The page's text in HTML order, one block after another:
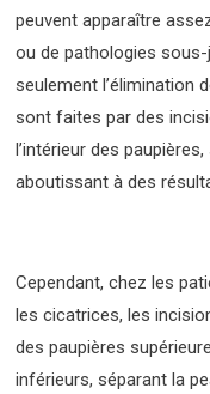
peuvent apparaître
ou de pathologies
seulement l’élimination
sont faites par des
l’intérieur des
aboutissant à des
Cependant, chez les
les cicatrices, les
des paupières
inférieurs, séparant la